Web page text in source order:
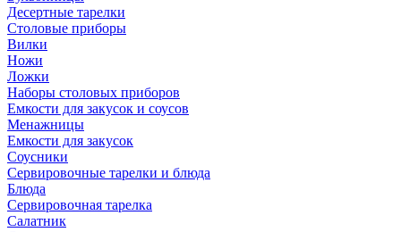
Десертные тарелки
Столовые приборы
Вилки
Ножи
Ложки
Наборы столовых приборов
Емкости для закусок и соусов
Менажницы
Емкости для закусок
Соусники
Сервировочные тарелки и блюда
Блюда
Сервировочная тарелка
Салатник